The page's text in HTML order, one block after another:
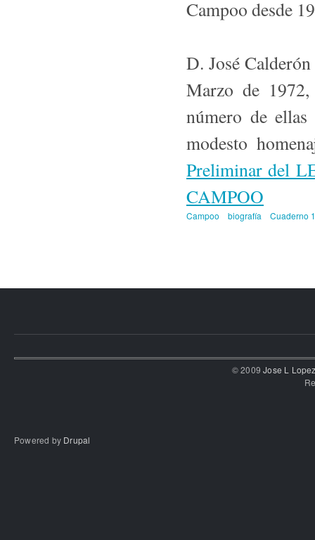
Campoo desde
D. José
Marzo de
número de
modesto
Preliminar del
CAMPOO
Campoo biografía Cuaderno
© 2009Jose L
Powered by Drupal